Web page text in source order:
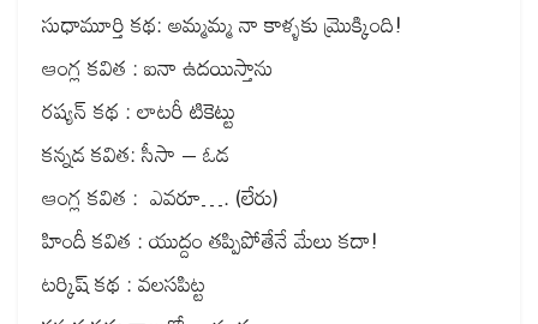
సుధామూర్తి కథ: అమ్మమ్మ నా కాళ్ళకు మ్రొక్కింది!
ఆంగ్ల కవిత : ఐనా ఉదయిస్తాను
రష్యన్ కథ : లాటరీ టికెట్టు
కన్నడ కవిత: సీసా – ఓడ
ఆంగ్ల కవిత : ఎవరూ…. (లేరు)
హిందీ కవిత : యుద్దం తప్పిపోతేనే మేలు కదా!
టర్కిష్ కథ : వలసపిట్ట